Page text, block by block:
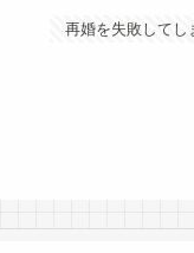
再婚を失敗してし